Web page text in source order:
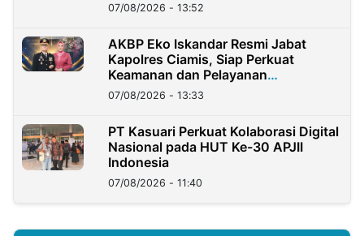
07/08/2026 - 13:52
AKBP Eko Iskandar Resmi Jabat
Kapolres Ciamis, Siap Perkuat
Keamanan dan Pelayanan
Masyarakat
07/08/2026 - 13:33
PT Kasuari Perkuat Kolaborasi Digital
Nasional pada HUT Ke-30 APJII
Indonesia
07/08/2026 - 11:40